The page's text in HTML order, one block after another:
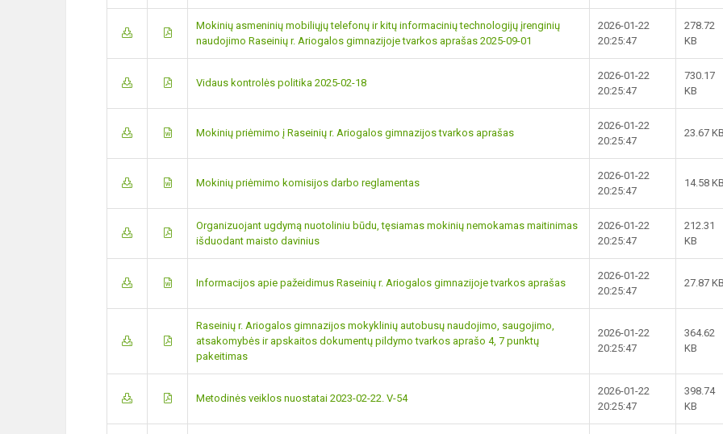
Mokinių asmeninių mobiliųjų telefonų ir kitų informacinių technologijų įrenginių
naudojimo Raseinių r. Ariogalos gimnazijoje tvarkos aprašas 2025-09-01
2026-01-22
20:25:47
278.72
KB
Vidaus kontrolės politika 2025-02-18
2026-01-22
20:25:47
730.17
KB
Mokinių priėmimo į Raseinių r. Ariogalos gimnazijos tvarkos aprašas
2026-01-22
20:25:47
23.67
Mokinių priėmimo komisijos darbo reglamentas
2026-01-22
20:25:47
14.58
Organizuojant ugdymą nuotoliniu būdu, tęsiamas mokinių nemokamas maitinimas
išduodant maisto davinius
2026-01-22
20:25:47
212.31
KB
Informacijos apie pažeidimus Raseinių r. Ariogalos gimnazijoje tvarkos aprašas
2026-01-22
20:25:47
27.87
Raseinių r. Ariogalos gimnazijos mokyklinių autobusų naudojimo, saugojimo,
atsakomybės ir apskaitos dokumentų pildymo tvarkos aprašo 4, 7 punktų
pakeitimas
2026-01-22
20:25:47
364.62
KB
Metodinės veiklos nuostatai 2023-02-22. V-54
2026-01-22
20:25:47
398.74
KB